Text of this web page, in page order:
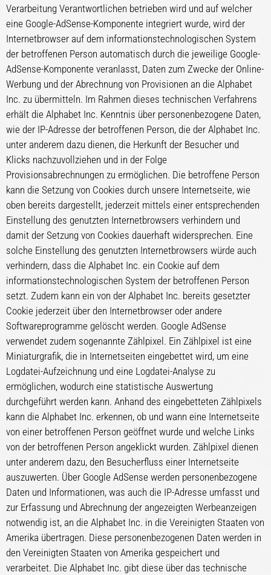
Verarbeitung Verantwortlichen betrieben wird und auf welcher
eine Google-AdSense-Komponente integriert wurde, wird der
Internetbrowser auf dem informationstechnologischen System
der betroffenen Person automatisch durch die jeweilige Google-
AdSense-Komponente veranlasst, Daten zum Zwecke der Online-
Werbung und der Abrechnung von Provisionen an die Alphabet
Inc. zu übermitteln. Im Rahmen dieses technischen Verfahrens
erhält die Alphabet Inc. Kenntnis über personenbezogene Daten,
wie der IP-Adresse der betroffenen Person, die der Alphabet Inc.
unter anderem dazu dienen, die Herkunft der Besucher und
Klicks nachzuvollziehen und in der Folge
Provisionsabrechnungen zu ermöglichen. Die betroffene Person
kann die Setzung von Cookies durch unsere Internetseite, wie
oben bereits dargestellt, jederzeit mittels einer entsprechenden
Einstellung des genutzten Internetbrowsers verhindern und
damit der Setzung von Cookies dauerhaft widersprechen. Eine
solche Einstellung des genutzten Internetbrowsers würde auch
verhindern, dass die Alphabet Inc. ein Cookie auf dem
informationstechnologischen System der betroffenen Person
setzt. Zudem kann ein von der Alphabet Inc. bereits gesetzter
Cookie jederzeit über den Internetbrowser oder andere
Softwareprogramme gelöscht werden. Google AdSense
verwendet zudem sogenannte Zählpixel. Ein Zählpixel ist eine
Miniaturgrafik, die in Internetseiten eingebettet wird, um eine
Logdatei-Aufzeichnung und eine Logdatei-Analyse zu
ermöglichen, wodurch eine statistische Auswertung
durchgeführt werden kann. Anhand des eingebetteten Zählpixels
kann die Alphabet Inc. erkennen, ob und wann eine Internetseite
von einer betroffenen Person geöffnet wurde und welche Links
von der betroffenen Person angeklickt wurden. Zählpixel dienen
unter anderem dazu, den Besucherfluss einer Internetseite
auszuwerten. Über Google AdSense werden personenbezogene
Daten und Informationen, was auch die IP-Adresse umfasst und
zur Erfassung und Abrechnung der angezeigten Werbeanzeigen
notwendig ist, an die Alphabet Inc. in die Vereinigten Staaten von
Amerika übertragen. Diese personenbezogenen Daten werden in
den Vereinigten Staaten von Amerika gespeichert und
verarbeitet. Die Alphabet Inc. gibt diese über das technische